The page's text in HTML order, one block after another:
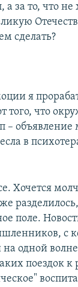
за то, что не
сделать?
я
того, что
–
в
Хочется
поле.
с
на одной
поездок к